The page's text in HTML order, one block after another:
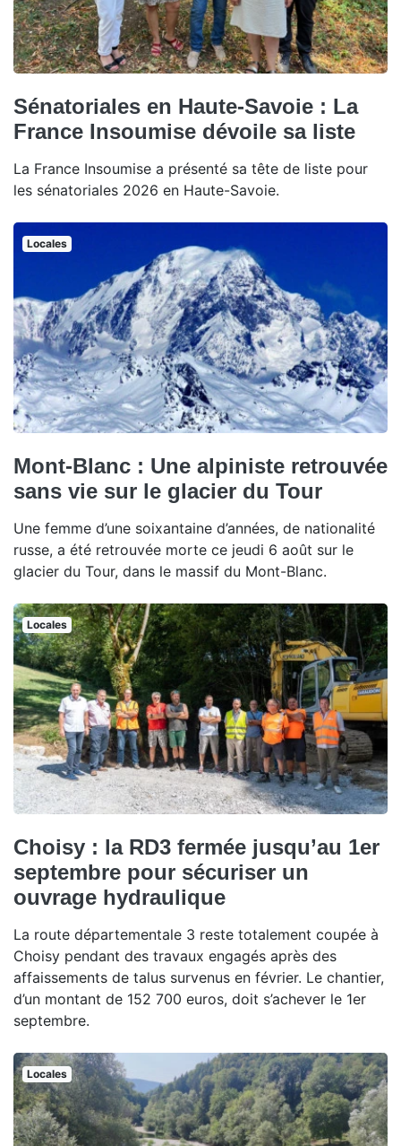
Sénatoriales en Haute-Savoie : La
France Insoumise dévoile sa liste
La France Insoumise a présenté sa tête de liste pour
les sénatoriales 2026 en Haute-Savoie.
Locales
Mont-Blanc : Une alpiniste retrouvée
sans vie sur le glacier du Tour
Une femme d’une soixantaine d’années, de nationalité
russe, a été retrouvée morte ce jeudi 6 août sur le
glacier du Tour, dans le massif du Mont-Blanc.
Locales
Choisy : la RD3 fermée jusqu’au 1er
septembre pour sécuriser un
ouvrage hydraulique
La route départementale 3 reste totalement coupée à
Choisy pendant des travaux engagés après des
affaissements de talus survenus en février. Le chantier,
d’un montant de 152 700 euros, doit s’achever le 1er
septembre.
Locales